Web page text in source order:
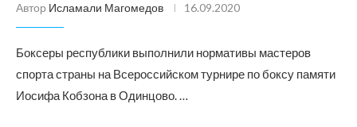
Автор Исламали Магомедов 16.09.2020
Боксеры республики выполнили нормативы мастеров
спорта страны на Всероссийском турнире по боксу памяти
Иосифа Кобзона в Одинцово. …